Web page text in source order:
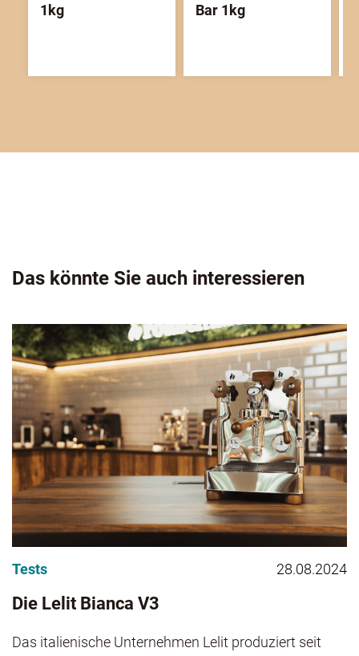
1kg
Bar 1kg
Das könnte Sie auch interessieren
Tests 28.08.2024
Die Lelit Bianca V3
Das italienische Unternehmen Lelit produziert seit